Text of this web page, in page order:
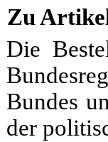
Zu
Die
Bundes
der